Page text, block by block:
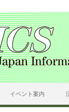
イベント案内